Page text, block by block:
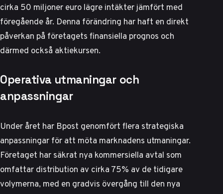
cirka 50 miljoner euro lägre intäkter jämfört med
föregående år. Denna förändring har haft en direkt
påverkan på företagets finansiella prognos och
därmed också aktiekursen.
Operativa utmaningar och
anpassningar
Under året har Bpost genomfört flera strategiska
anpassningar för att möta marknadens utmaningar.
Företaget har säkrat nya kommersiella avtal som
omfattar distribution av cirka 75% av de tidigare
volymerna, med en gradvis övergång till den nya